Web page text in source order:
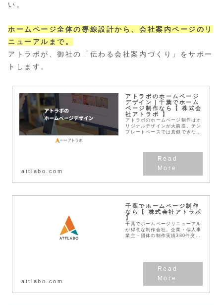
い。
ホームページ全体の導線設計から、会社案内ページのリ
ニューアルまで。
アトラボが、御社の「伝わる会社案内づくり」をサポー
トします。
アトラボのホームページ
デザイン｜千葉でホーム
ページ制作なら【 株式会
社アトラボ 】
アトラボのホームページ制作はオ
リジナルデザインが大前提。テン
プレートベースでは真似できな
合わせたトータルデザイ...
attlabo.com
千葉でホームページ制作
なら【 株式会社アトラボ
】
千葉でホームページリニューアル
が得意な制作会社。企業・個人事
業主・団体の制作実績380件突
attlabo.com